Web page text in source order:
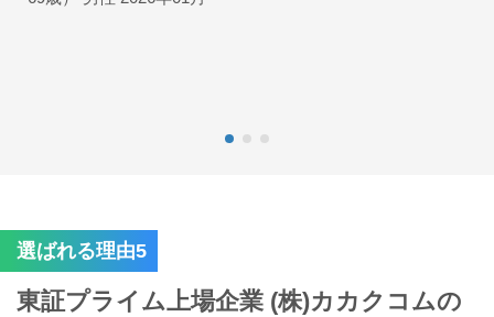
選ばれる理由5
東証プライム上場企業 (株)カカクコムの